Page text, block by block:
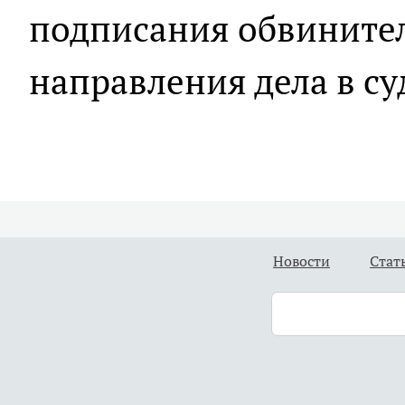
подписания
направления дела в
Новости